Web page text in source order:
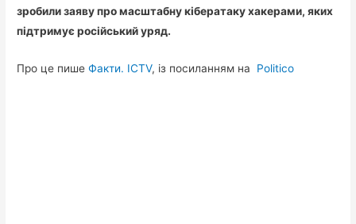
зробили заяву про масштабну кібератаку хакерами, яких
підтримує російський уряд.
Про це пишеФакти. ICTV, із посиланням на Politico